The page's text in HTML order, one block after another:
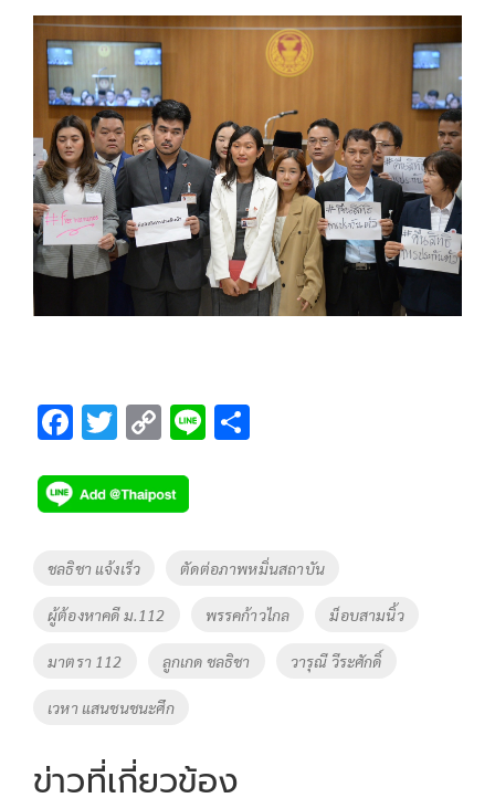
F
e
b
o
k
T
tt
er
C
p
y
Li
n
k
Li
Tags
ชลธิชา แจ้งเร็ว ตัดต่อภาพหมิ่นสถาบัน
ผู้ต้องหาคดี ม.112 พรรคก้าวไกล ม็อบสามนิ้ว
มาตรา 112 ลูกเกด ชลธิชา วารุณี วีระศักดิ์
เวหา แสนชนชนะศึก
ข่าวที่เกี่ยวข้อง